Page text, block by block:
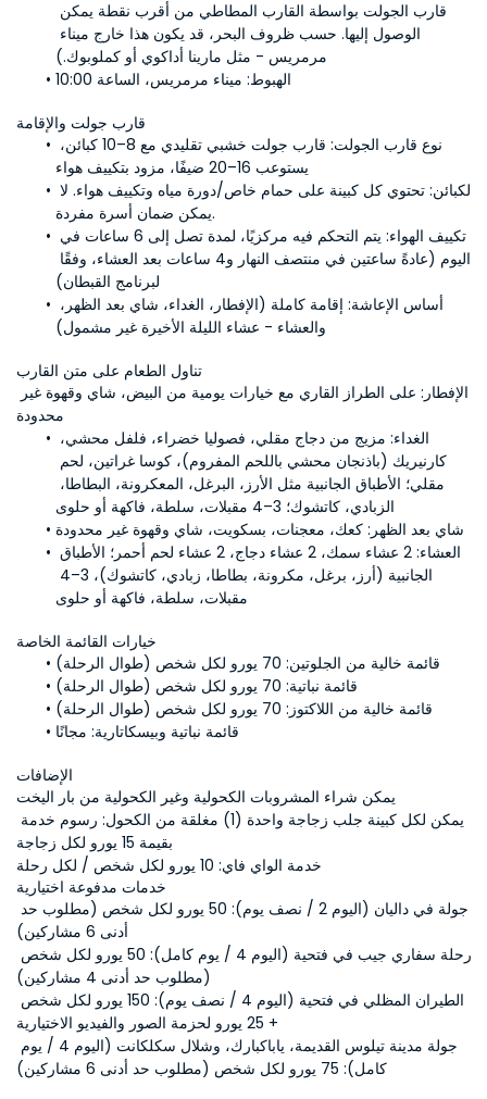
مرمريس - مثل مارينا أداكوي أو كملوبوك.)
الهبوط: ميناء مرمريس، الساعة 10:00
قارب جولت والإقامة
نوع قارب الجولت:
يستوعب 16–20 ضيفًا، مزود بتكييف هواء
الكبائن:
يمكن ضمان أسرة مفردة.
تكييف الهواء:
لبرنامج القبطان)
أساس الإعاشة:
والعشاء - عشاء الليلة الأخيرة غير مشمول)
تناول الطعام على متن القارب
محدودة
الغداء:
الزبادي، كاتشوك؛ 3–4 مقبلات، سلطة، فاكهة أو حلوى
شاي بعد الظهر: كعك، معجنات، بسكويت، شاي وقهوة غير محدودة
العشاء:
مقبلات، سلطة، فاكهة أو حلوى
خيارات القائمة الخاصة
قائمة خالية من الجلوتين:
قائمة نباتية:
قائمة خالية من اللاكتوز:
قائمة نباتية وبيسكاتارية: مجانًا
الإضافات
يمكن شراء المشروبات الكحولية وغير الكحولية من بار اليخت
بقيمة 15 يورو لكل زجاجة
خدمة الواي فاي: 10 يورو لكل شخص / لكل رحلة
خدمات مدفوعة اختيارية
أدنى 6 مشاركين)
(مطلوب حد أدنى 4 مشاركين)
+ 25 يورو لحزمة الصور والفيديو الاختيارية
كامل): 75 يورو لكل شخص (مطلوب حد أدنى 6 مشاركين)